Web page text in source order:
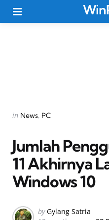
Categories
Posted
in News PC
Jumlah
11 Akhirnya
Windows 10
Posted
by Gylang Satria